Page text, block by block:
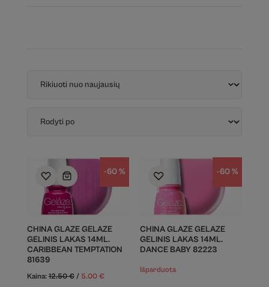
-60 %
CHINA GLAZE GELAZE
GELINIS LAKAS 14ML.
CARIBBEAN TEMPTATION
81639
Kaina: 12.50€ / 5.00 €
-60 %
CHINA GLAZE GELAZE
GELINIS LAKAS 14ML.
DANCE BABY 82223
Išparduota